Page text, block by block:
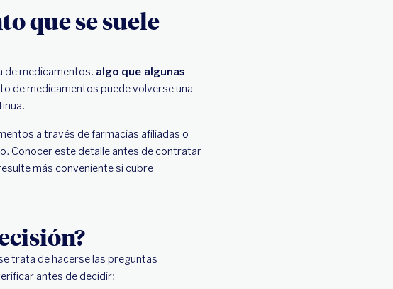
que se suele
de medicamentos, algo que algunas
de medicamentos puede volverse una
a través de farmacias afiliadas o
Conocer este detalle antes de contratar
más conveniente si cubre
trata de hacerse las preguntas
antes de decidir: